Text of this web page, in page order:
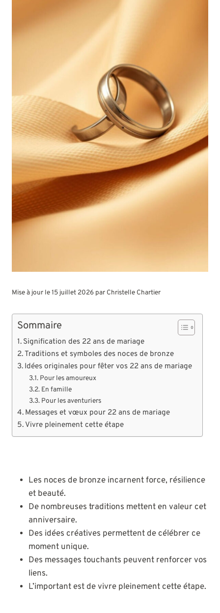
Mise à jour le 15 juillet 2026 par Christelle Chartier
Sommaire
Signification des 22 ans de mariage
Traditions et symboles des noces de bronze
Idées originales pour fêter vos 22 ans de mariage
Pour les amoureux
En famille
Pour les aventuriers
Messages et vœux pour 22 ans de mariage
Vivre pleinement cette étape
Les noces de bronze incarnent force, résilience
et beauté.
De nombreuses traditions mettent en valeur cet
anniversaire.
Des idées créatives permettent de célébrer ce
moment unique.
Des messages touchants peuvent renforcer vos
liens.
L’important est de vivre pleinement cette étape.